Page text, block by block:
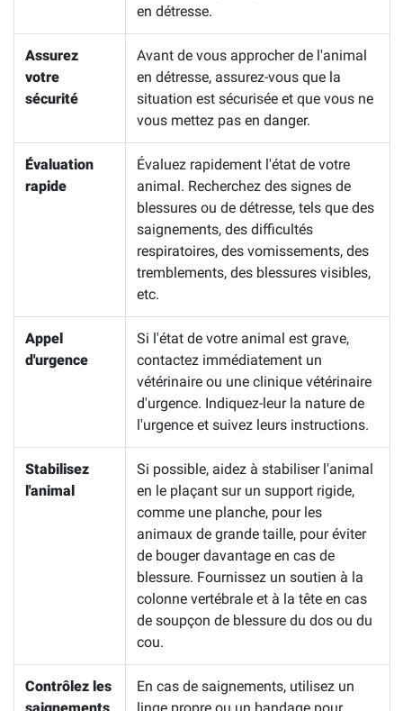
en détresse.
Assurez
votre
sécurité
Avant de vous approcher de l'animal
en détresse, assurez-vous que la
situation est sécurisée et que vous ne
vous mettez pas en danger.
Évaluation
rapide
Évaluez rapidement l'état de votre
animal. Recherchez des signes de
blessures ou de détresse, tels que des
saignements, des difficultés
respiratoires, des vomissements, des
tremblements, des blessures visibles,
etc.
Appel
d'urgence
Si l'état de votre animal est grave,
contactez immédiatement un
vétérinaire ou une clinique vétérinaire
d'urgence. Indiquez-leur la nature de
l'urgence et suivez leurs instructions.
Stabilisez
l'animal
Si possible, aidez à stabiliser l'animal
en le plaçant sur un support rigide,
comme une planche, pour les
animaux de grande taille, pour éviter
de bouger davantage en cas de
blessure. Fournissez un soutien à la
colonne vertébrale et à la tête en cas
de soupçon de blessure du dos ou du
cou.
Contrôlez les
En cas de saignements, utilisez un